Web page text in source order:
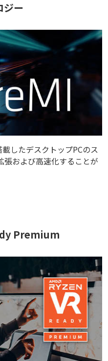
ジー
したデスクトップPCのス
張および高速化することが
Premium